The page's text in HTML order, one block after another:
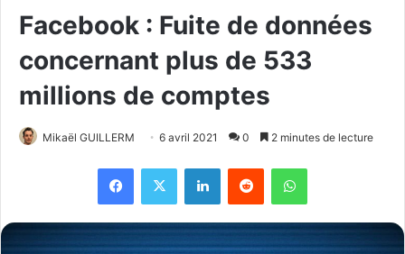
Facebook : Fuite de données
concernant plus de 533
millions de comptes
Mikaël GUILLERM 6 avril 2021 0 2 minutes de lecture
Facebook
X LinkedinReddit WhatsApp